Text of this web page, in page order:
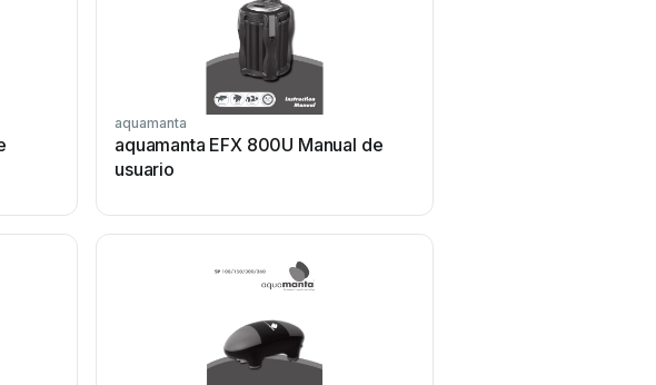
aquamanta
aquamanta EFX 800U Manual de
usuario